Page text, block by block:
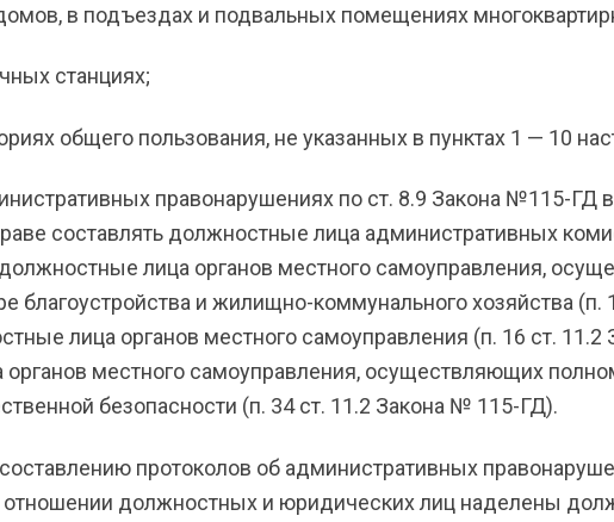
в подъездах и подвальных помещениях
станциях;
общего пользования, не указанных в пунктах 1 — 10
правонарушениях по ст. 8.9 Закона №115-ГД
составлять должностные лица административных
лица органов местного самоуправления,
благоустройства и жилищно-коммунального хозяйства (п.
лица органов местного самоуправления (п. 16 ст.
местного самоуправления, осуществляющих
безопасности (п. 34 ст. 11.2 Закона № 115-ГД).
протоколов об административных
должностных и юридических лиц наделены